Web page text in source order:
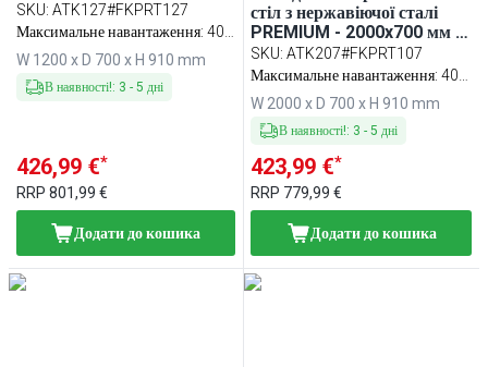
з нижньою полицею та з
посиленою стільницею
SKU: ATK127#FKPRT127
Максимальне навантаження: 400
кг
W 1200 x D 700 x H 910 mm
В наявності!: 3 - 5 дні
426,99 €*
RRP 801,99 €
Додати до кошика
стіл з нержавіючої сталі
PREMIUM - 2000x700 мм -
з нижньою полицею та з
посиленою стільницею - з
м’яса GN 1/2 червона
(HACCP) у комплекті
SKU:ATK207#FKPRT107
Максимальне навантаження: 400
кг
W 2000 x D 700 x H 910 mm
В наявності!: 3 -5 дні
423,99 €*
RRP 779,99 €
Додати до кошика